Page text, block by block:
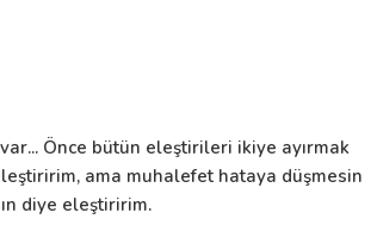
Önce bütün eleştirileri ikiye ayırmak
ama muhalefet hataya düşmesin
diye eleştiririm.